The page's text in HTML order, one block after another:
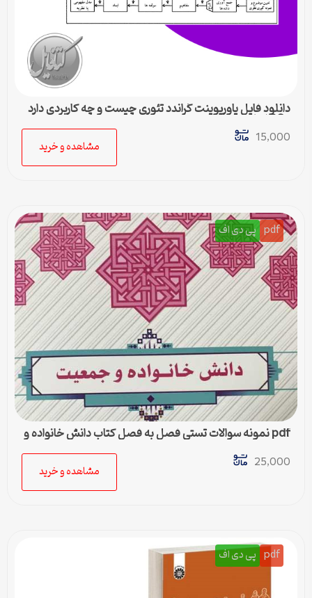
دانلود فایل پاورپوینت گراندد تئوری چیست و چه کاربردی دارد
15,000
مشاهده و خرید
pdf پی دی اف
pdf نمونه سوالات تستی فصل به فصل کتاب دانش خانواده و
جمعیت
25,000
مشاهده و خرید
pdf پی دی اف